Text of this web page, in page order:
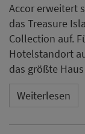
Accor erweitert
das Treasure
Collection auf.
Hotelstandort
das größte
Weiterlesen